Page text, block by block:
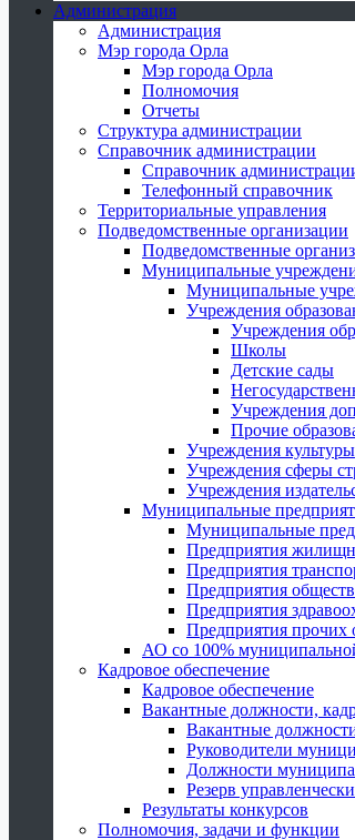
Администрация
Администрация
Мэр города Орла
Мэр города Орла
Полномочия
Отчеты
Структура администрации
Справочник администрации
Справочник
Телефонный справочник
Территориальные управления
Подведомственные организации
Подведомственные
Муниципальные
Муниципальные
Учреждения
Учреждения
Школы
Детские сады
Учреждения
Прочие
Учреждения культуры
Учреждения сферы
Учреждения
Муниципальные
Муниципальные
Предприятия
Предприятия
Предприятия
Предприятия
Предприятия прочих
АО со 100%
Кадровое обеспечение
Кадровое обеспечение
Вакантные должности,
Вакантные
Руководители
Должности
Резерв
Результаты конкурсов
Полномочия, задачи и функции